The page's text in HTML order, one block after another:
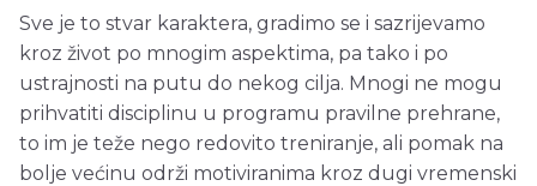
Sve je to stvar karaktera, gradimo se i sazrijevamo
kroz život po mnogim aspektima, pa tako i po
ustrajnosti na putu do nekog cilja. Mnogi ne mogu
prihvatiti disciplinu u programu pravilne prehrane,
to im je teže nego redovito treniranje, ali pomak na
bolje većinu održi motiviranima kroz dugi vremenski